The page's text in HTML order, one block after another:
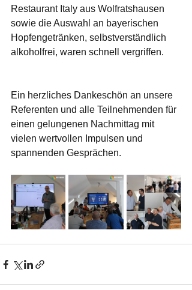
Restaurant Italy aus Wolfratshausen
sowie die Auswahl an bayerischen
Hopfengetränken, selbstverständlich
alkoholfrei, waren schnell vergriffen.
Ein herzliches Dankeschön an unsere
Referenten und alle Teilnehmenden für
einen gelungenen Nachmittag mit
vielen wertvollen Impulsen und
spannenden Gesprächen.